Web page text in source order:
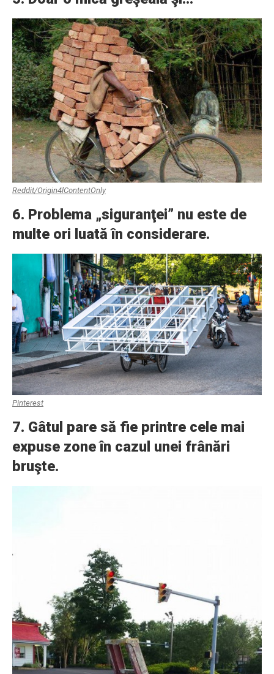
Reddit/Origin4lContentOnly
6. Problema „siguranţei” nu este de
multe ori luată în considerare.
Pinterest
7. Gâtul pare să fie printre cele mai
expuse zone în cazul unei frânări
bruşte.